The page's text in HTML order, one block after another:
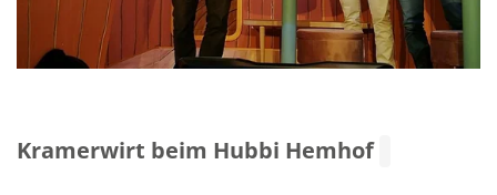
Kramerwirt beim Hubbi Hemhof